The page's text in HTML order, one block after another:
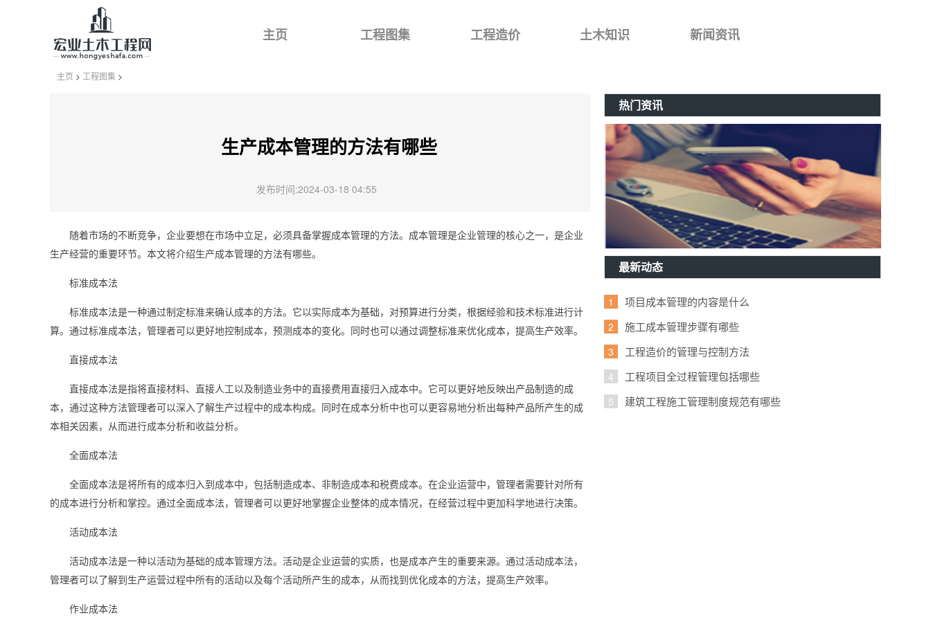
主页 工程图集 工程造价 土木知识 新闻资讯
主页 > 工程图集 >
生产成本管理的方法有哪些
发布时间:2024-03-18 04:55
随着市场的不断竞争，企业要想在市场中立足，必须具备掌握成本管理的方法。成本管理是企业管理的核心之一，是企业
生产经营的重要环节。本文将介绍生产成本管理的方法有哪些。
标准成本法
标准成本法是一种通过制定标准来确认成本的方法。它以实际成本为基础，对预算进行分类，根据经验和技术标准进行计
算。通过标准成本法，管理者可以更好地控制成本，预测成本的变化。同时也可以通过调整标准来优化成本，提高生产效率。
直接成本法
直接成本法是指将直接材料、直接人工以及制造业务中的直接费用直接归入成本中。它可以更好地反映出产品制造的成
本，通过这种方法管理者可以深入了解生产过程中的成本构成。同时在成本分析中也可以更容易地分析出每种产品所产生的成
本相关因素，从而进行成本分析和收益分析。
全面成本法
全面成本法是将所有的成本归入到成本中，包括制造成本、非制造成本和税费成本。在企业运营中，管理者需要针对所有
的成本进行分析和掌控。通过全面成本法，管理者可以更好地掌握企业整体的成本情况，在经营过程中更加科学地进行决策。
活动成本法
活动成本法是一种以活动为基础的成本管理方法。活动是企业运营的实质，也是成本产生的重要来源。通过活动成本法，
管理者可以了解到生产运营过程中所有的活动以及每个活动所产生的成本，从而找到优化成本的方法，提高生产效率。
作业成本法
热门资讯
最新动态
1 项目成本管理的内容是什么
2 施工成本管理步骤有哪些
3 工程造价的管理与控制方法
4 工程项目全过程管理包括哪些
5 建筑工程施工管理制度规范有哪些